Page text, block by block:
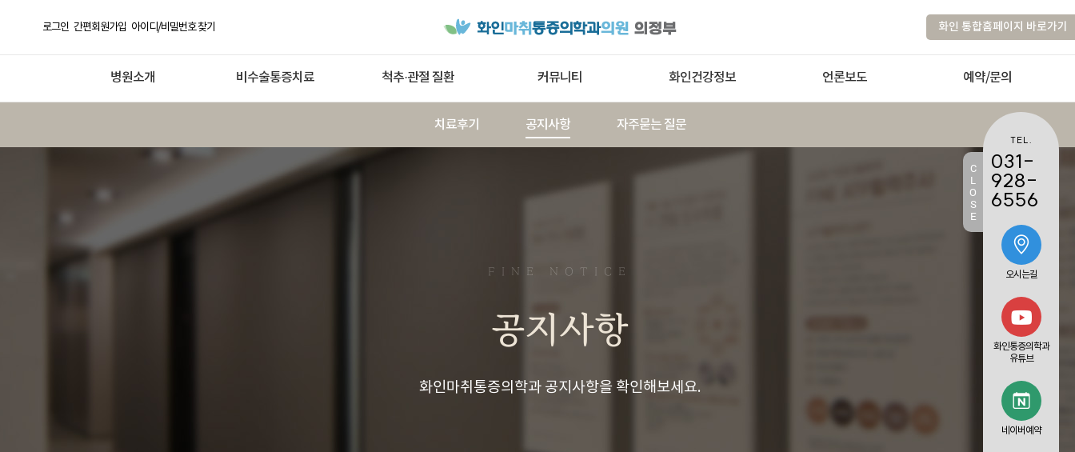
로그인 간편회원가입 아이디/비밀번호 찾기 화인 통합홈페이지 바로가기
병원소개 비수술통증치료 척추·관절 질환 커뮤니티 화인건강정보 언론보도 예약/문의
치료후기 공지사항 자주묻는 질문
FINE NOTICE
공지사항
화인마취통증의학과 공지사항을 확인해보세요.
C
L
O
S
E
TEL.
031-
928-
6556
오시는길
화인통증의학과
유튜브
네이버예약